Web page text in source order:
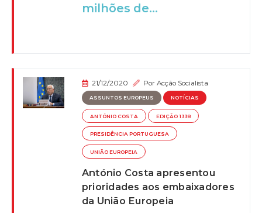
milhões de...
21/12/2020 PorAcção Socialista
ASSUNTOS EUROPEUS NOTÍCIAS
ANTÓNIO COSTA EDIÇÃO 1338
PRESIDÊNCIA PORTUGUESA
UNIÃO EUROPEIA
António Costa apresentou
prioridades aos embaixadores
da União Europeia